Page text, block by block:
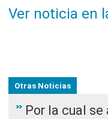
Ver noticia en
Otras Noticias
Por la cual